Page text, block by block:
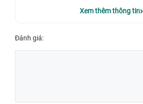
Xem thêm thông tin
Đánh giá: